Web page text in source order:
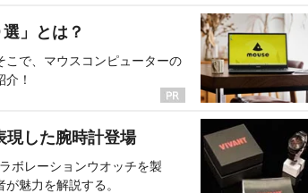
」とは？
こで、マウスコンピューターの
！
現した腕時計登場
ボレーションウオッチを製
魅力を解説する。